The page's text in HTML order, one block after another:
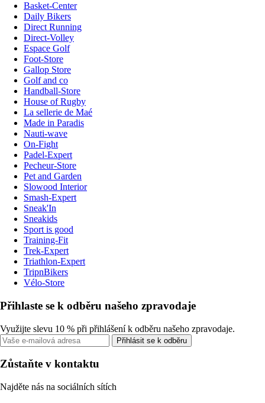
Basket-Center
Daily Bikers
Direct Running
Direct-Volley
Espace Golf
Foot-Store
Gallop Store
Golf and co
Handball-Store
House of Rugby
La sellerie de Maé
Made in Paradis
Nauti-wave
On-Fight
Padel-Expert
Pecheur-Store
Pet and Garden
Slowood Interior
Smash-Expert
Sneak'In
Sneakids
Sport is good
Training-Fit
Trek-Expert
Triathlon-Expert
TripnBikers
Vélo-Store
Přihlaste se k odběru našeho zpravodaje
Využijte slevu 10 % při přihlášení k odběru našeho zpravodaje.
Přihlásit se k odběru
Zůstaňte v kontaktu
Najděte nás na sociálních sítích